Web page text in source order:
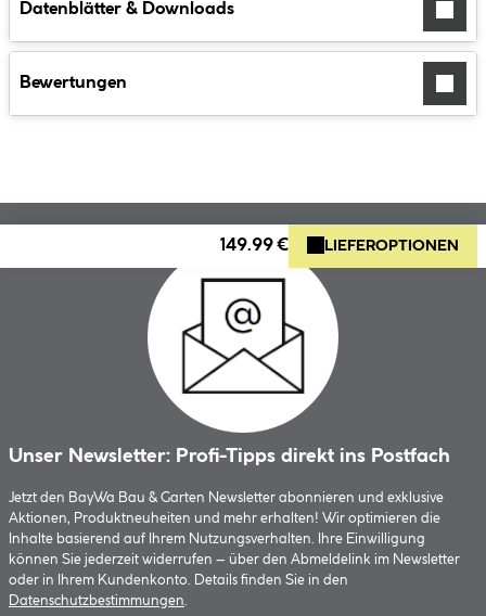
Datenblätter & Downloads
Bewertungen
149.99 € LIEFEROPTIONEN
Unser Newsletter: Profi-Tipps direkt ins Postfach
Jetzt den BayWa Bau & Garten Newsletter abonnieren und exklusive
Aktionen, Produktneuheiten und mehr erhalten! Wir optimieren die
Inhalte basierend auf Ihrem Nutzungsverhalten. Ihre Einwilligung
können Sie jederzeit widerrufen – über den Abmeldelink im Newsletter
oder in Ihrem Kundenkonto. Details finden Sie in den
Datenschutzbestimmungen.